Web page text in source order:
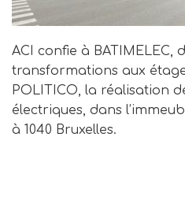
ACI confie à BATIMELEC,
transformations aux
POLITICO, la réalisation
électriques, dans
à 1040 Bruxelles.